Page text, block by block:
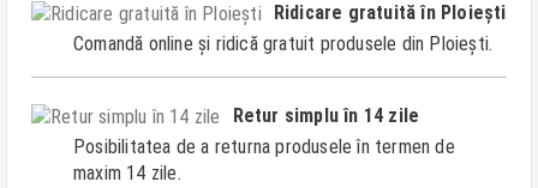
Ridicare gratuită în Ploiești
Comandă online și ridică gratuit produsele din Ploiești.
Retur simplu în 14 zile
Posibilitatea de a returna produsele în termen de
maxim 14 zile.